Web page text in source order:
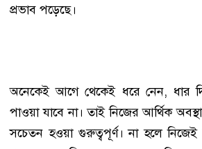
প্রভাব পড়েছে।
অনেকেই আগে থেকেই ধরে নেন, ধার
পাওয়া যাবে না। তাই নিজের আর্থিক
সচেতন হওয়া গুরুত্বপূর্ণ। না হলে